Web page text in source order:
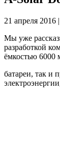
21 апреля 2016 |
Мы уже
разработкой
ёмкостью 6000
батареи, так и